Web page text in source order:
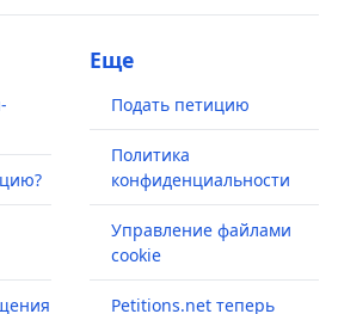
Еще
Подать петицию
Политика
конфиденциальности
Управление файлами
cookie
Petitions.net теперь